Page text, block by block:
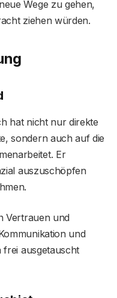
Wege zu gehen,
ziehen würden.
hat nicht nur direkte
sondern auch auf die
Er
auszuschöpfen
Vertrauen und
und
frei ausgetauscht